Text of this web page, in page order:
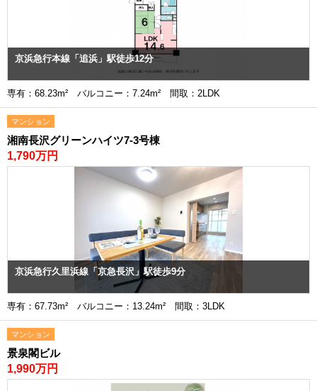
京浜急行本線「追浜」駅徒歩12分
専有：68.23m² バルコニー：7.24m² 間取：2LDK
マンション
湘南長沢グリーンハイツ7-3号棟
1,790万円
京浜急行久里浜線「京急長沢」駅徒歩9分
専有：67.73m² バルコニー：13.24m² 間取：3LDK
マンション
景泉閣ビル
1,990万円